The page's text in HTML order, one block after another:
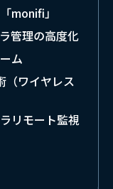
monifi」
管理の高度化
ム
（ワイヤレス
リモート監視